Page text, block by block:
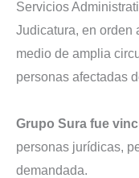
Servicios
Judicatura, en orden
medio de amplia
personas afectadas
Grupo Sura fue
personas jurídicas,
demandada.